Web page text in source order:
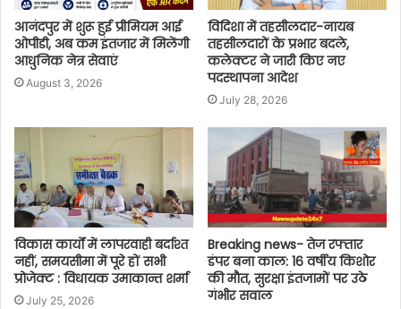
आनंदपुर में शुरू हुई प्रीमियम आई
ओपीडी, अब कम इंतजार में मिलेंगी
आधुनिक नेत्र सेवाएं
August 3, 2026
विदिशा में तहसीलदार-नायब
तहसीलदारों के प्रभार बदले,
कलेक्टर ने जारी किए नए
पदस्थापना आदेश
July 28, 2026
विकास कार्यों में लापरवाही बर्दाश्त
नहीं, समयसीमा में पूरे हों सभी
प्रोजेक्ट : विधायक उमाकान्त शर्मा
July 25, 2026
Breaking news- तेज रफ्तार
डंपर बना काल: 16 वर्षीय किशोर
की मौत, सुरक्षा इंतजामों पर उठे
गंभीर सवाल